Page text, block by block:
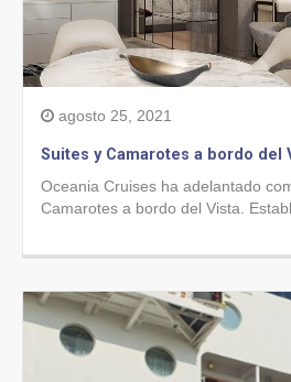
agosto 25, 2021
Suites y Camarotes a bordo del
Oceania Cruises ha adelantado
Camarotes a bordo del Vista.